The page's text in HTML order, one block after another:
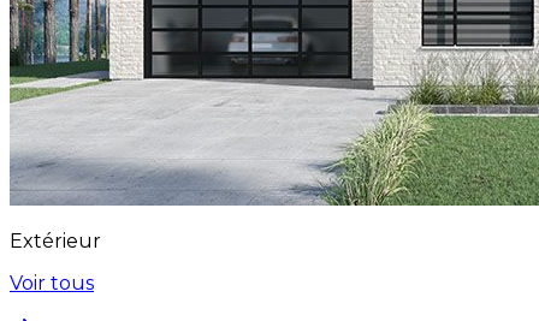
Extérieur
Voir tous